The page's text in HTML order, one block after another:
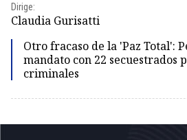
Dirige:
Claudia Gurisatti
Otro fracaso de la 'Paz Total':
mandato con 22 secuestrados
criminales